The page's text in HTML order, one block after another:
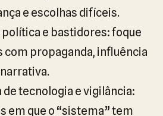
e escolhas difíceis.
política e bastidores: foque
com propaganda, influência
de tecnologia e vigilância:
em que o “sistema” tem